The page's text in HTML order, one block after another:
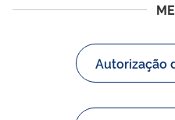
Autorização